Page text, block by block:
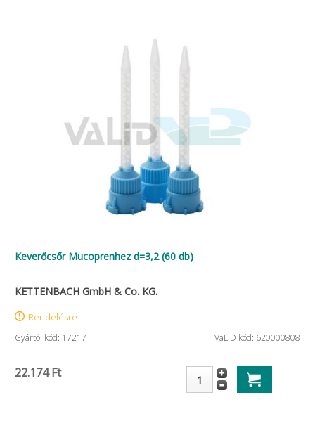
Keverőcsőr Mucoprenhez d=3,2 (60 db)
KETTENBACH GmbH & Co. KG.
Rendelésre
Gyártói kód: 17217 VaLiD kód: 620000808
22.174 Ft